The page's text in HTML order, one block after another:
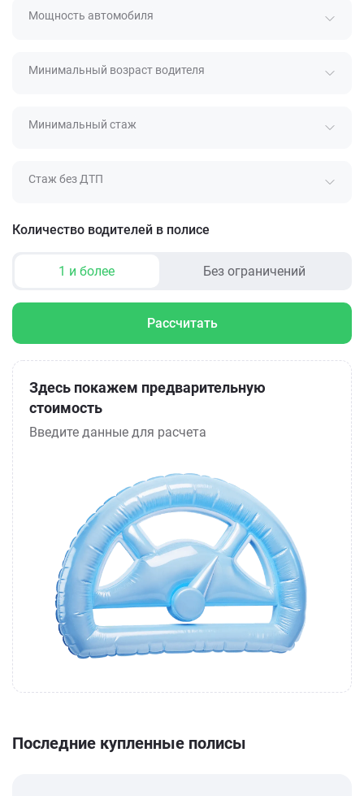
Мощность автомобиля
Минимальный возраст водителя
Минимальный стаж
Стаж без ДТП
Количество водителей в полисе
1 и более Без ограничений
Рассчитать
Здесь покажем предварительную
стоимость
Введите данные для расчета
Последние купленные полисы